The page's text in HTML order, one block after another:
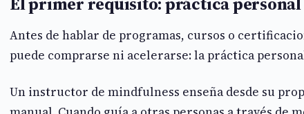
Antes de hablar de programas, cursos o
puede comprarse ni acelerarse: la práctica
Un instructor de mindfulness enseña desde su